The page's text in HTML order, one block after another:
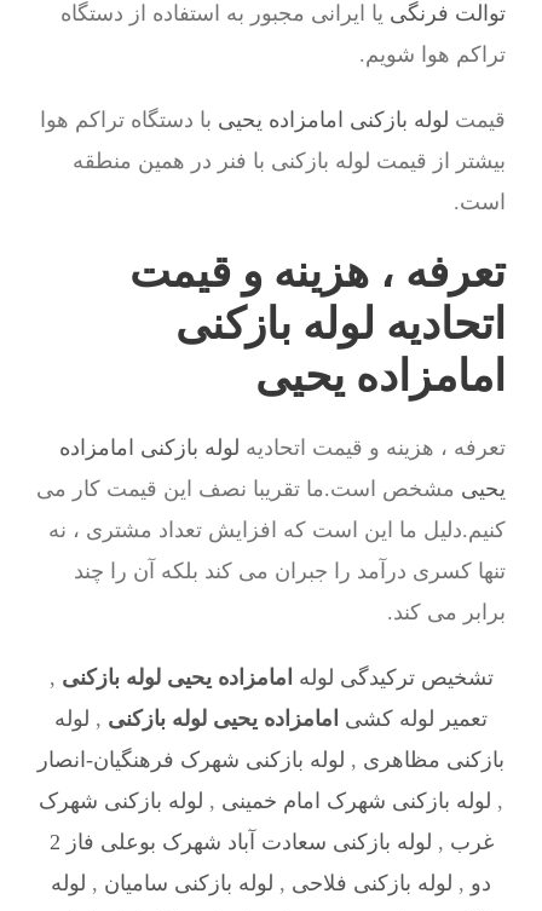
توالت فرنگی یا ایرانی مجبور به استفاده از دستگاه
تراکم هوا شویم.
قیمت لوله بازکنی امامزاده یحیی با دستگاه تراکم هوا
بیشتر از قیمت لوله بازکنی با فنر در همین منطقه
است.
تعرفه ، هزینه و قیمت
اتحادیه لوله بازکنی
امامزاده یحیی
تعرفه ، هزینه و قیمت اتحادیه لوله بازکنی امامزاده
یحیی مشخص است.ما تقریبا نصف این قیمت کار می
کنیم.دلیل ما این است که افزایش تعداد مشتری ، نه
تنها کسری درآمد را جبران می کند بلکه آن را چند
برابر می کند.
تشخیص ترکیدگی لوله امامزاده یحیی لوله بازکنی ,
تعمیر لوله کشی امامزاده یحیی لوله بازکنی , لوله
بازکنی مظاهری , لوله بازکنی شهرک فرهنگیان-انصار
, لوله بازکنی شهرک امام خمینی , لوله بازکنی شهرک
غرب ,
لوله بازکنی سعادت آباد شهرک بوعلی فاز 2
دو , لوله بازکنی فلاحی , لوله بازکنی سامیان , لوله